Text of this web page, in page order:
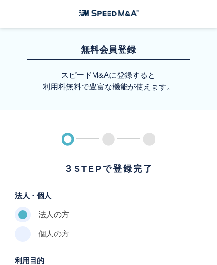
無料会員登録
スピードM&Aに登録すると
利用料無料で豊富な機能が使えます。
３STEPで登録完了
法人・個人
法人の方
個人の方
利用目的